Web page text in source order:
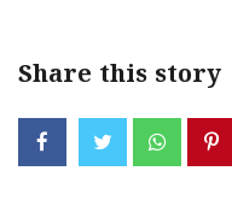
Share this story